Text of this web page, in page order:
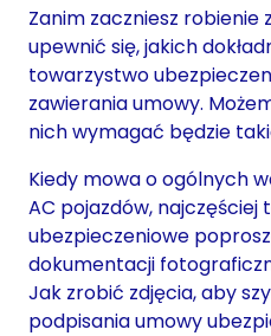
Zanim zaczniesz robienie
upewnić się, jakich
towarzystwo
zawierania umowy.
nich wymagać będzie
Kiedy mowa o ogólnych
AC pojazdów, najczęściej
ubezpieczeniowe
dokumentacji
Jak zrobić zdjęcia, aby
podpisania umowy